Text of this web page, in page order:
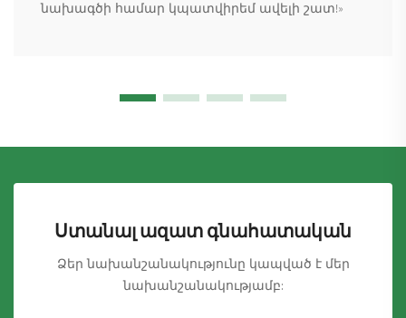
նախագծի համար կպատվիրեմ ավելի շատ!»
Ստանալ ազատ գնահատական
Ձեր նախանշանակությունը կապված է մեր
նախանշանակությամբ: